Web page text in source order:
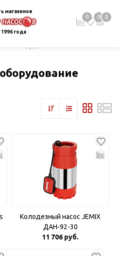
магазинов
1996 года
0 0 0
Колодезный насос JEMIX
ДАН-92-30
11 706 руб.